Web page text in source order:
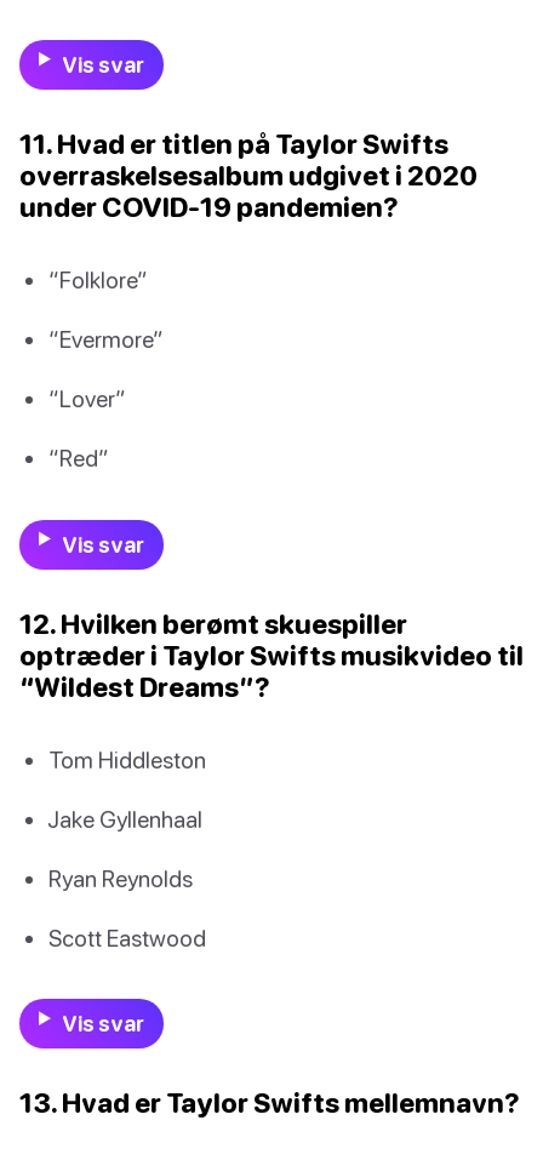
Vis svar
11. Hvad er titlen på Taylor Swifts
overraskelsesalbum udgivet i 2020
under COVID-19 pandemien?
“Folklore”
“Evermore”
“Lover”
“Red”
Vis svar
12. Hvilken berømt skuespiller
optræder i Taylor Swifts musikvideo til
“Wildest Dreams”?
Tom Hiddleston
Jake Gyllenhaal
Ryan Reynolds
Scott Eastwood
Vis svar
13. Hvad er Taylor Swifts mellemnavn?